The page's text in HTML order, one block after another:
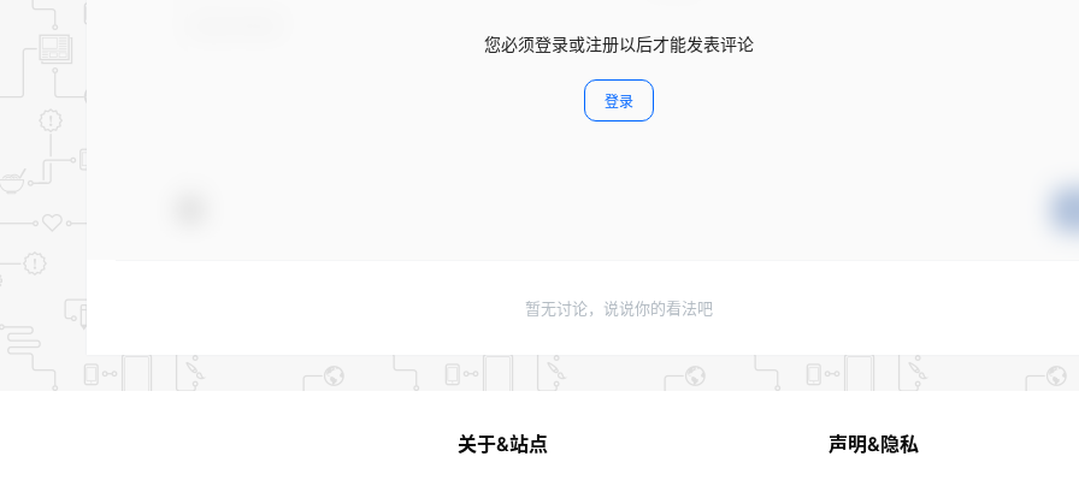
您必须登录或注册以后才能发表评论
登录
暂无讨论，说说你的看法吧
关于&站点 声明&隐私